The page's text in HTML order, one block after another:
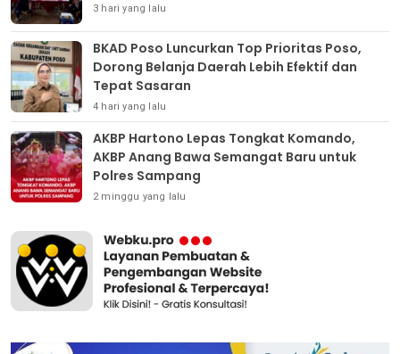
3 hari yang lalu
BKAD Poso Luncurkan Top Prioritas Poso,
Dorong Belanja Daerah Lebih Efektif dan
Tepat Sasaran
4 hari yang lalu
AKBP Hartono Lepas Tongkat Komando,
AKBP Anang Bawa Semangat Baru untuk
Polres Sampang
2 minggu yang lalu